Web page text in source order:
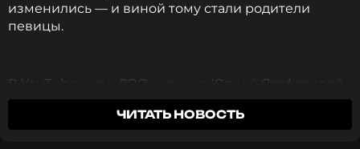
изменились — и виной тому стали родители
певицы.
В YouTube-шоу «PROжизнь» с Юлией Ягафаровой
рассказала, с какого момента начались проблемы.
Спустя семь лет брака у пары родилась дочь
ЧИТАТЬ НОВОСТЬ